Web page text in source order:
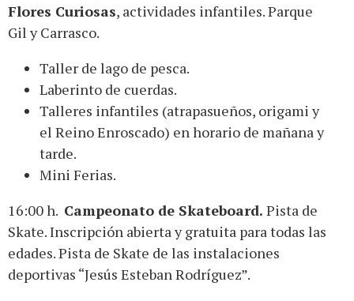
Flores Curiosas, actividades infantiles. Parque
Gil y Carrasco.
Taller de lago de pesca.
Laberinto de cuerdas.
Talleres infantiles (atrapasueños, origami y
el Reino Enroscado) en horario de mañana y
tarde.
Mini Ferias.
16:00 h. Campeonato de Skateboard. Pista de
Skate. Inscripción abierta y gratuita para todas las
edades. Pista de Skate de las instalaciones
deportivas “Jesús Esteban Rodríguez”.